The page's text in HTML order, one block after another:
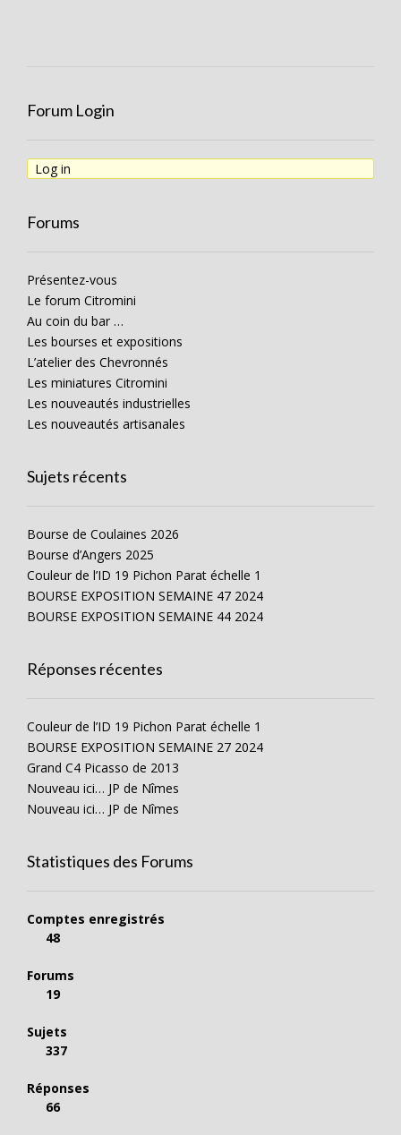
Forum Login
Log in
Forums
Présentez-vous
Le forum Citromini
Au coin du bar …
Les bourses et expositions
L’atelier des Chevronnés
Les miniatures Citromini
Les nouveautés industrielles
Les nouveautés artisanales
Sujets récents
Bourse de Coulaines 2026
Bourse d’Angers 2025
Couleur de l’ID 19 Pichon Parat échelle 1
BOURSE EXPOSITION SEMAINE 47 2024
BOURSE EXPOSITION SEMAINE 44 2024
Réponses récentes
Couleur de l’ID 19 Pichon Parat échelle 1
BOURSE EXPOSITION SEMAINE 27 2024
Grand C4 Picasso de 2013
Nouveau ici… JP de Nîmes
Nouveau ici… JP de Nîmes
Statistiques des Forums
Comptes enregistrés
48
Forums
19
Sujets
337
Réponses
66